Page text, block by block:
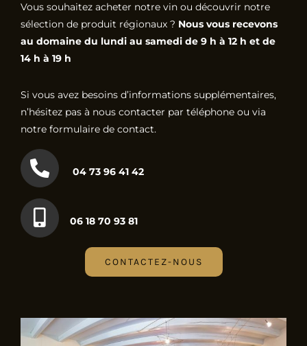
Vous souhaitez acheter notre vin ou découvrir notre
sélection de produit régionaux ? Nous vous recevons
au domaine du lundi au samedi de 9 h à 12 h et de
14 h à 19 h
Si vous avez besoins d’informations supplémentaires,
n’hésitez pas à nous contacter par téléphone ou via
notre formulaire de contact.
04 73 96 41 42
06 18 70 93 81
CONTACTEZ-NOUS